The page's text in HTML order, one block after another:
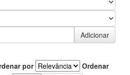
por
Ordenar